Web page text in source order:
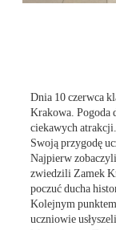
Dnia 10 czerwca
Krakowa. Pogoda
ciekawych atrakcji.
Swoją przygodę
Najpierw
zwiedzili Zamek
poczuć ducha
Kolejnym punktem
uczniowie